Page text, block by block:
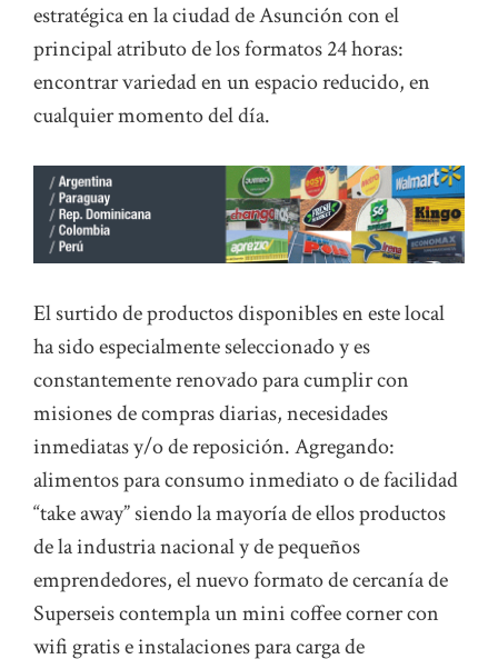
estratégica en la ciudad de Asunción con el
principal atributo de los formatos 24 horas:
encontrar variedad en un espacio reducido, en
cualquier momento del día.
El surtido de productos disponibles en este local
ha sido especialmente seleccionado y es
constantemente renovado para cumplir con
misiones de compras diarias, necesidades
inmediatas y/o de reposición. Agregando:
alimentos para consumo inmediato o de facilidad
“take away” siendo la mayoría de ellos productos
de la industria nacional y de pequeños
emprendedores, el nuevo formato de cercanía de
Superseis contempla un mini coffee corner con
wifi gratis e instalaciones para carga de